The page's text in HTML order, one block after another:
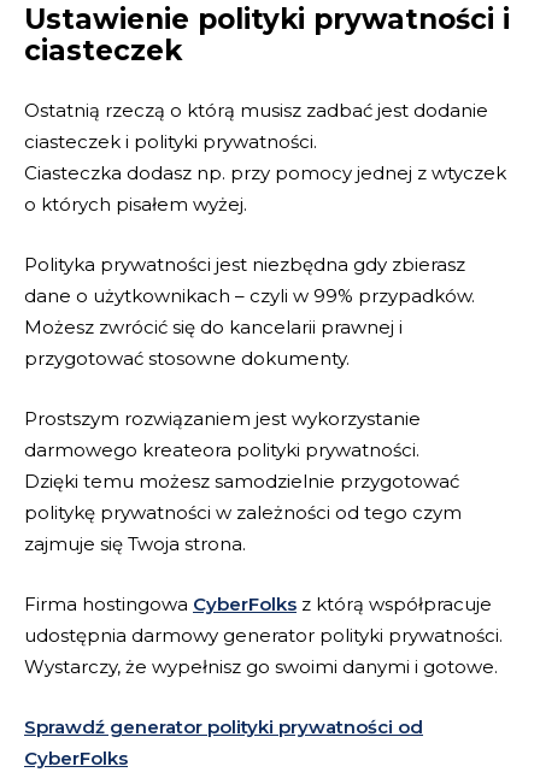
Ustawienie polityki prywatności i
ciasteczek
Ostatnią rzeczą o którą musisz zadbać jest dodanie
ciasteczek i polityki prywatności.
Ciasteczka dodasz np. przy pomocy jednej z wtyczek
o których pisałem wyżej.
Polityka prywatności jest niezbędna gdy zbierasz
dane o użytkownikach – czyli w 99% przypadków.
Możesz zwrócić się do kancelarii prawnej i
przygotować stosowne dokumenty.
Prostszym rozwiązaniem jest wykorzystanie
darmowego kreateora polityki prywatności.
Dzięki temu możesz samodzielnie przygotować
politykę prywatności w zależności od tego czym
zajmuje się Twoja strona.
Firma hostingowa CyberFolks z którą współpracuje
udostępnia darmowy generator polityki prywatności.
Wystarczy, że wypełnisz go swoimi danymi i gotowe.
Sprawdź generator polityki prywatności od
CyberFolks